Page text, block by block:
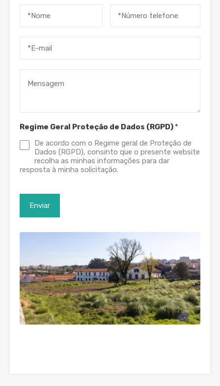
Regime Geral Proteção de Dados (RGPD) *
De acordo com o Regime geral de Proteção de
Dados (RGPD), consinto que o presente website
recolha as minhas informações para dar
resposta à minha solicitação.